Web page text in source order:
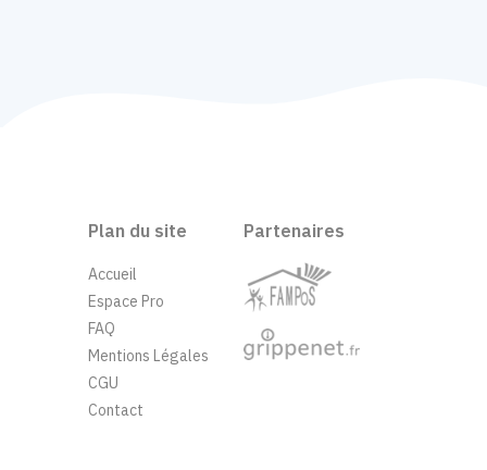
Plan du site
Accueil
Espace Pro
FAQ
Mentions Légales
CGU
Contact
Partenaires